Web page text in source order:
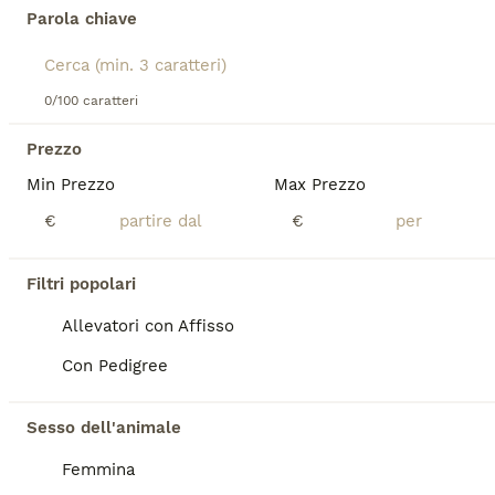
Parola chiave
0/100 caratteri
Prezzo
Min Prezzo
€
Max Prezzo
€
Filtri popolari
Allevatori con Affisso
Con Pedigree
Sesso dell'animale
Femmina
Mogliano Veneto
Alys
6 mesi 1